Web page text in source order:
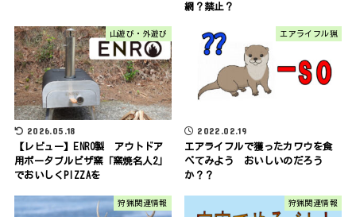
網？禁止？
山遊び・外遊び
2026.05.18
【レビュー】ENRO製 アウトドア
用ポータブルピザ窯「窯焼名人2」
でおいしくPIZZAを
エアライフル猟
2022.02.19
エアライフルで獲ったカワウを食
べてみよう おいしいのだろう
か？？
狩猟関連情報 狩猟関連情報